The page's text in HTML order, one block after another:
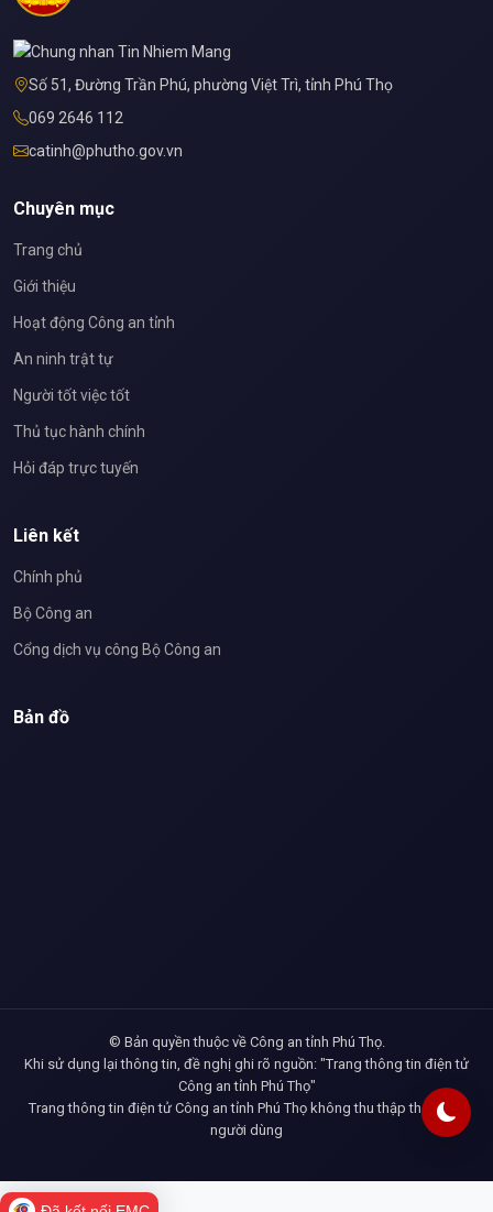
Số 51, Đường Trần Phú, phường Việt Trì, tỉnh Phú Thọ
069 2646 112
catinh@phutho.gov.vn
Chuyên mục
Trang chủ
Giới thiệu
Hoạt động Công an tỉnh
An ninh trật tự
Người tốt việc tốt
Thủ tục hành chính
Hỏi đáp trực tuyến
Liên kết
Chính phủ
Bộ Công an
Cổng dịch vụ công Bộ Công an
Bản đồ
© Bản quyền thuộc về Công an tỉnh Phú Thọ.
Khi sử dụng lại thông tin, đề nghị ghi rõ nguồn: "Trang thông tin điện tử
Công an tỉnh Phú Thọ"
Trang thông tin điện tử Công an tỉnh Phú Thọ không thu thập thông tin
người dùng